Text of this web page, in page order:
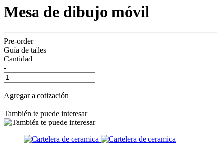
Mesa de dibujo móvil
Pre-order
Guía de talles
Cantidad
-
+
Agregar a cotización
También te puede interesar